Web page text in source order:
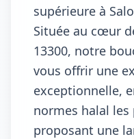
supérieure à
Située au cœur
13300, notre
vous offrir une
exceptionnelle,
normes halal
proposant une